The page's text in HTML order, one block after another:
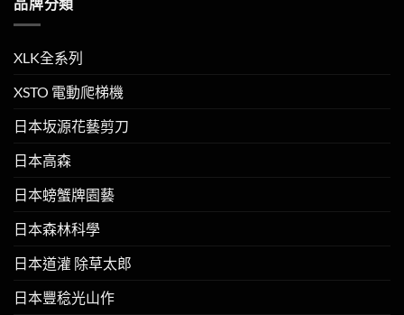
XLK全系列
XSTO 電動爬梯機
日本坂源花藝剪刀
日本高森
日本螃蟹牌園藝
日本森林科學
日本道灌 除草太郎
日本豐稔光山作